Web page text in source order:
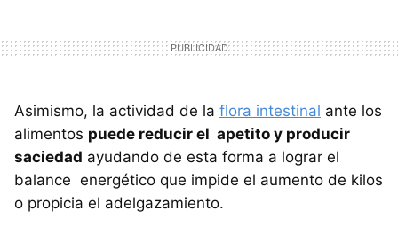
Asimismo, la actividad de la flora intestinal ante los
alimentos puede reducir el apetito y producir
saciedad ayudando de esta forma a lograr el
balance energético que impide el aumento de kilos
o propicia el adelgazamiento.